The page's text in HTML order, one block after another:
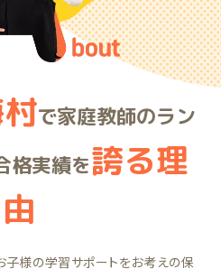
で家庭教師のラン
格実績を誇る理
由
子様の学習サポートをお考えの保